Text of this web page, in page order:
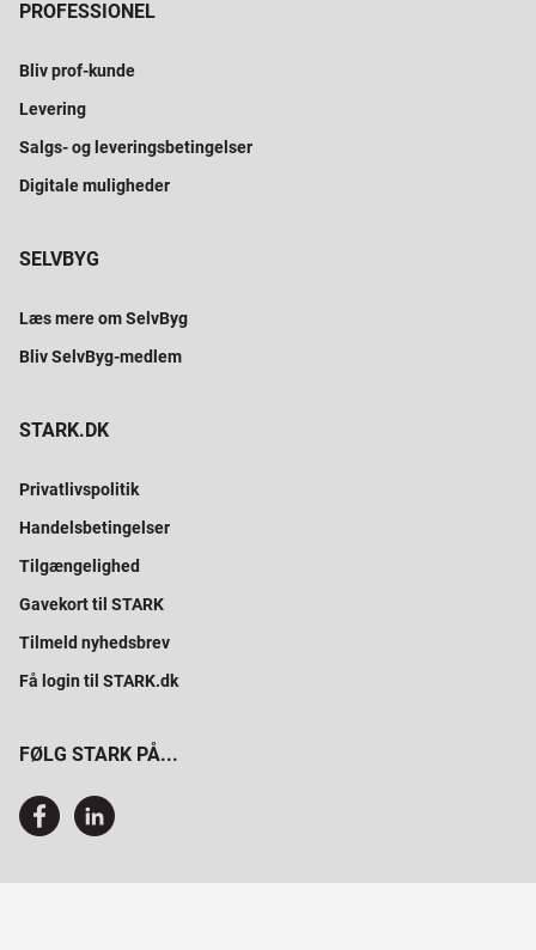
PROFESSIONEL
Bliv prof-kunde
Levering
Salgs- og leveringsbetingelser
Digitale muligheder
SELVBYG
Læs mere om SelvByg
Bliv SelvByg-medlem
STARK.DK
Privatlivspolitik
Handelsbetingelser
Tilgængelighed
Gavekort til STARK
Tilmeld nyhedsbrev
Få login til STARK.dk
FØLG STARK PÅ...